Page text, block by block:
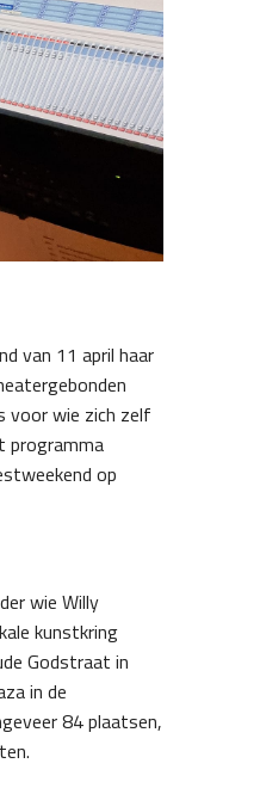
van 11 april haar
voor wie zich zelf
programma
op
wie Willy
kunstkring
Godstraat in
in de
84 plaatsen,